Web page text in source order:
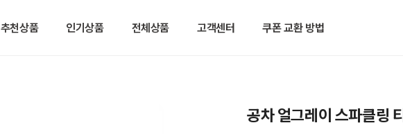
추천상품 인기상품 전체상품 고객센터 쿠폰 교환 방법
공차 얼그레이 스파클링 티